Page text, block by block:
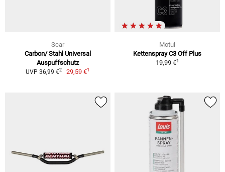
Scar
Carbon/ Stahl Universal
Auspuffschutz
UVP 36,99 €2 29,59 €1
Motul
Kettenspray C3 Off Plus
19,99 €1